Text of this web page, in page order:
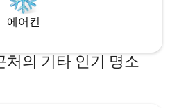
에어컨
처의 기타 인기 명소